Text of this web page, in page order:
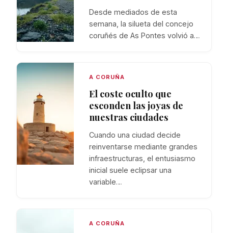
Desde mediados de esta
semana, la silueta del concejo
coruñés de As Pontes volvió a…
A CORUÑA
El coste oculto que
esconden las joyas de
nuestras ciudades
Cuando una ciudad decide
reinventarse mediante grandes
infraestructuras, el entusiasmo
inicial suele eclipsar una
variable…
A CORUÑA